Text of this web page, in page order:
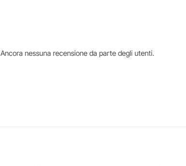
Ancora nessuna recensione da parte degli utenti.